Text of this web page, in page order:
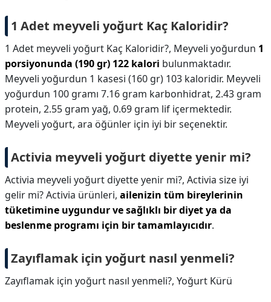
1 Adet meyveli yoğurt Kaç Kaloridir?
1 Adet meyveli yoğurt Kaç Kaloridir?, Meyveli yoğurdun 1
porsiyonunda (190 gr) 122 kalori bulunmaktadır.
Meyveli yoğurdun 1 kasesi (160 gr) 103 kaloridir. Meyveli
yoğurdun 100 gramı 7.16 gram karbonhidrat, 2.43 gram
protein, 2.55 gram yağ, 0.69 gram lif içermektedir.
Meyveli yoğurt, ara öğünler için iyi bir seçenektir.
Activia meyveli yoğurt diyette yenir mi?
Activia meyveli yoğurt diyette yenir mi?, Activia size iyi
gelir mi? Activia ürünleri, ailenizin tüm bireylerinin
tüketimine uygundur ve sağlıklı bir diyet ya da
beslenme programı için bir tamamlayıcıdır.
Zayıflamak için yoğurt nasıl yenmeli?
Zayıflamak için yoğurt nasıl yenmeli?, Yoğurt Kürü